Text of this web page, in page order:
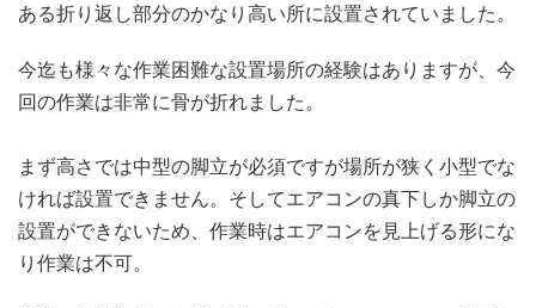
ある折り返し部分のかなり高い所に設置されていました。
今迄も様々な作業困難な設置場所の経験はありますが、今
回の作業は非常に骨が折れました。
まず高さでは中型の脚立が必須ですが場所が狭く小型でな
ければ設置できません。そしてエアコンの真下しか脚立の
設置ができないため、作業時はエアコンを見上げる形にな
り作業は不可。